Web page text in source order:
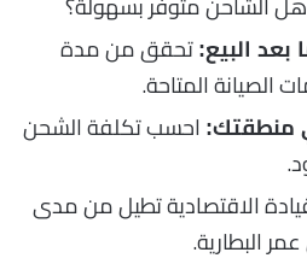
البيع: تحقق من مدة
الصيانة المتاحة.
منطقتك: احسب تكلفة الشحن
الاقتصادية تطيل من مدى
البطارية.